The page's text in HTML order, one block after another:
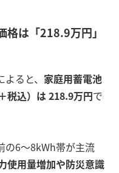
格は「218.9万円」
ると、 家庭用蓄電池
税込）は 218.9万円で
の6〜8kWh帯が主流
使用量増加や防災意識